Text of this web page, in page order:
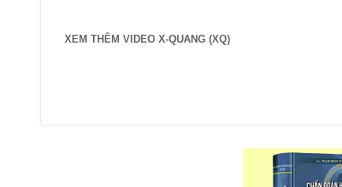
XEM THÊM VIDEO X-QUANG (XQ)